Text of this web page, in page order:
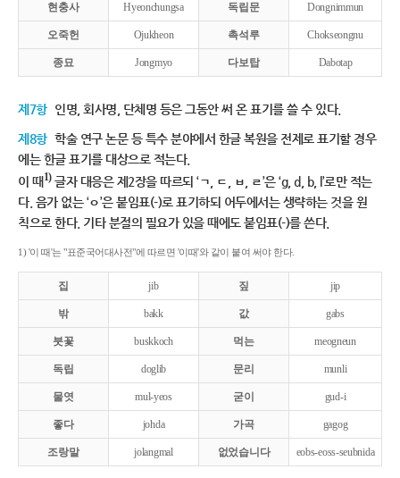
현충사 Hyeonchungsa 독립문 Dongnimmun
오죽헌 Ojukheon 촉석루 Chokseongnu
종묘 Jongmyo 다보탑 Dabotap
제7항 인명, 회사명, 단체명 등은 그동안 써 온 표기를 쓸 수 있다.
제8항 학술 연구 논문 등 특수 분야에서 한글 복원을 전제로 표기할 경우
에는 한글 표기를 대상으로 적는다.
이 때1)글자 대응은 제2장을 따르되 ‘ㄱ, ㄷ, ㅂ, ㄹ’은 ‘g, d, b, l’로만 적는
다. 음가 없는 ‘ㅇ’은 붙임표(-)로 표기하되 어두에서는 생략하는 것을 원
칙으로 한다. 기타 분절의 필요가 있을 때에도 붙임표(-)를 쓴다.
1) '이 때'는 "표준국어대사전"에 따르면 '이때'와 같이 붙여 써야 한다.
집 jib 짚 jip
밖 bakk 값 gabs
붓꽃 buskkoch 먹는 meogneun
독립 doglib 문리 munli
물엿 mul-yeos 굳이 gud-i
좋다 johda 가곡 gagog
조랑말 jolangmal 없었습니다 eobs-eoss-seubnida